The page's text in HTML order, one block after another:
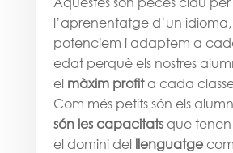
l’aprenentatge d’un idioma,
potenciem i adaptem a
edat perquè els nostres
el màxim profita cada
Com més petits són els
són les capacitatsque tenen
el domini del llenguatge